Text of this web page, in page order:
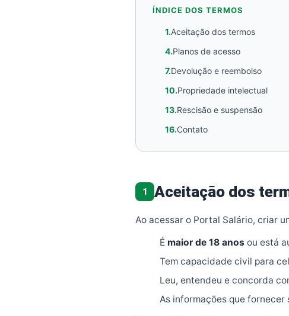
ÍNDICE DOS TERMOS
1.Aceitação dos termos
4.Planos de acesso
7.Devolução e reembolso
10.Propriedade intelectual
13.Rescisão e suspensão
16.Contato
1 Aceitação dos
Ao acessar o Portal Salário, criar
É maior de 18 anos ou está
Tem capacidade civil para
Leu, entendeu e concorda
As informações que